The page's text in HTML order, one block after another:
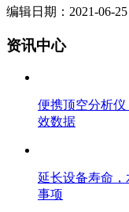
编辑日期：2021-06-
资讯中心
便携顶空分析
效数据
延长设备寿命
事项